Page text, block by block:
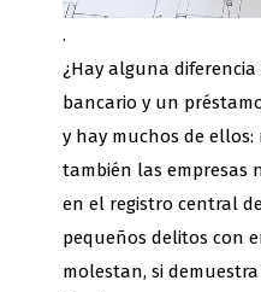
.
¿Hay alguna
bancario y un
y hay muchos de
también las empresas
en el registro central
pequeños delitos con
molestan, si